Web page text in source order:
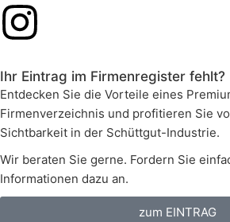
Ihr Eintrag im Firmenregister fehlt?
Entdecken Sie die Vorteile eines
Firmenverzeichnis und profitieren Sie
Sichtbarkeit in der Schüttgut-Industrie.
Wir beraten Sie gerne. Fordern Sie
Informationen dazu an.
zum EINTRAG